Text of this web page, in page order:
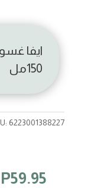
ايفا
150مل
6223001388227
59.95